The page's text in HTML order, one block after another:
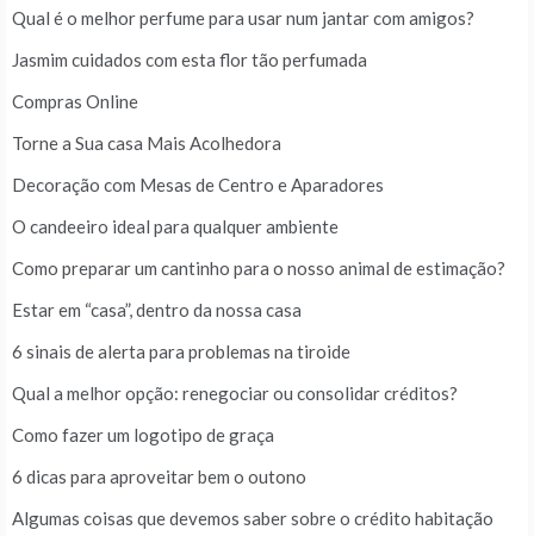
Qual é o melhor perfume para usar num jantar com amigos?
Jasmim cuidados com esta flor tão perfumada
Compras Online
Torne a Sua casa Mais Acolhedora
Decoração com Mesas de Centro e Aparadores
O candeeiro ideal para qualquer ambiente
Como preparar um cantinho para o nosso animal de estimação?
Estar em “casa”, dentro da nossa casa
6 sinais de alerta para problemas na tiroide
Qual a melhor opção: renegociar ou consolidar créditos?
Como fazer um logotipo de graça
6 dicas para aproveitar bem o outono
Algumas coisas que devemos saber sobre o crédito habitação